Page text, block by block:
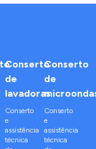
Conserto
de
lavadoras
Conserto
e
assistência
técnica
Conserto
de
Conserto
e
assistência
técnica